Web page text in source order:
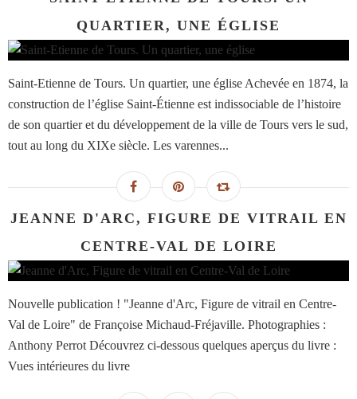
QUARTIER, UNE ÉGLISE
Saint-Etienne de Tours. Un quartier, une église Achevée en 1874, la
construction de l’église Saint-Étienne est indissociable de l’histoire
de son quartier et du développement de la ville de Tours vers le sud,
tout au long du XIXe siècle. Les varennes...
JEANNE D'ARC, FIGURE DE VITRAIL EN
CENTRE-VAL DE LOIRE
Nouvelle publication ! "Jeanne d'Arc, Figure de vitrail en Centre-
Val de Loire" de Françoise Michaud-Fréjaville. Photographies :
Anthony Perrot Découvrez ci-dessous quelques aperçus du livre :
Vues intérieures du livre